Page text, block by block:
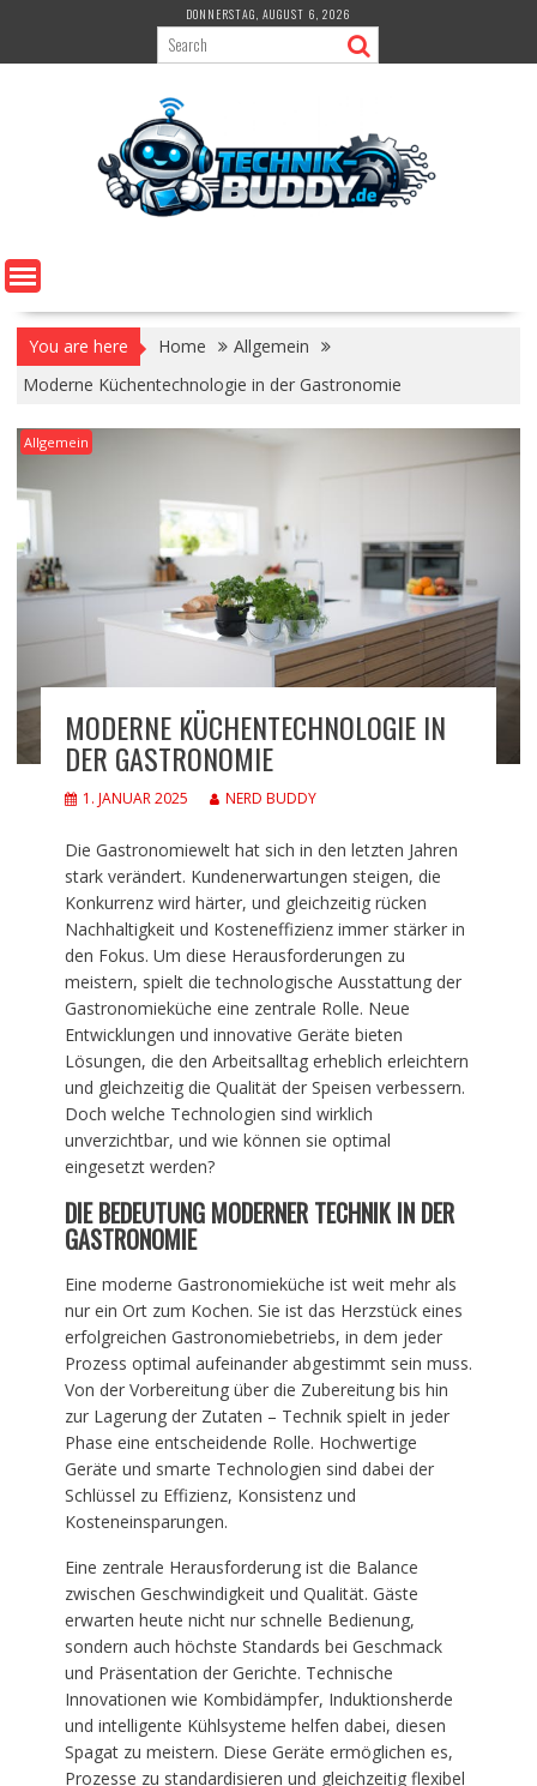
content
DONNERSTAG, AUGUST 6, 2026
You are here Home
Allgemein
Moderne Küchentechnologie in der Gastronomie
Allgemein
MODERNE KÜCHENTECHNOLOGIE IN
DER GASTRONOMIE
1. JANUAR 2025 NERD BUDDY
Die Gastronomiewelt hat sich in den letzten Jahren
stark verändert. Kundenerwartungen steigen, die
Konkurrenz wird härter, und gleichzeitig rücken
Nachhaltigkeit und Kosteneffizienz immer stärker in
den Fokus. Um diese Herausforderungen zu
meistern, spielt die technologische Ausstattung der
Gastronomieküche eine zentrale Rolle. Neue
Entwicklungen und innovative Geräte bieten
Lösungen, die den Arbeitsalltag erheblich erleichtern
und gleichzeitig die Qualität der Speisen verbessern.
Doch welche Technologien sind wirklich
unverzichtbar, und wie können sie optimal
eingesetzt werden?
DIE BEDEUTUNG MODERNER TECHNIK IN DER
GASTRONOMIE
Eine moderne Gastronomieküche ist weit mehr als
nur ein Ort zum Kochen. Sie ist das Herzstück eines
erfolgreichen Gastronomiebetriebs, in dem jeder
Prozess optimal aufeinander abgestimmt sein muss.
Von der Vorbereitung über die Zubereitung bis hin
zur Lagerung der Zutaten – Technik spielt in jeder
Phase eine entscheidende Rolle. Hochwertige
Geräte und smarte Technologien sind dabei der
Schlüssel zu Effizienz, Konsistenz und
Kosteneinsparungen.
Eine zentrale Herausforderung ist die Balance
zwischen Geschwindigkeit und Qualität. Gäste
erwarten heute nicht nur schnelle Bedienung,
sondern auch höchste Standards bei Geschmack
und Präsentation der Gerichte. Technische
Innovationen wie Kombidämpfer, Induktionsherde
und intelligente Kühlsysteme helfen dabei, diesen
Spagat zu meistern. Diese Geräte ermöglichen es,
Prozesse zu standardisieren und gleichzeitig flexibel